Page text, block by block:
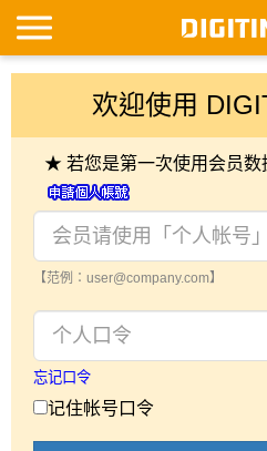
欢迎使用
★ 若您是第一次使用会员数
【范例：user@company.com】
忘记口令
记住帐号口令